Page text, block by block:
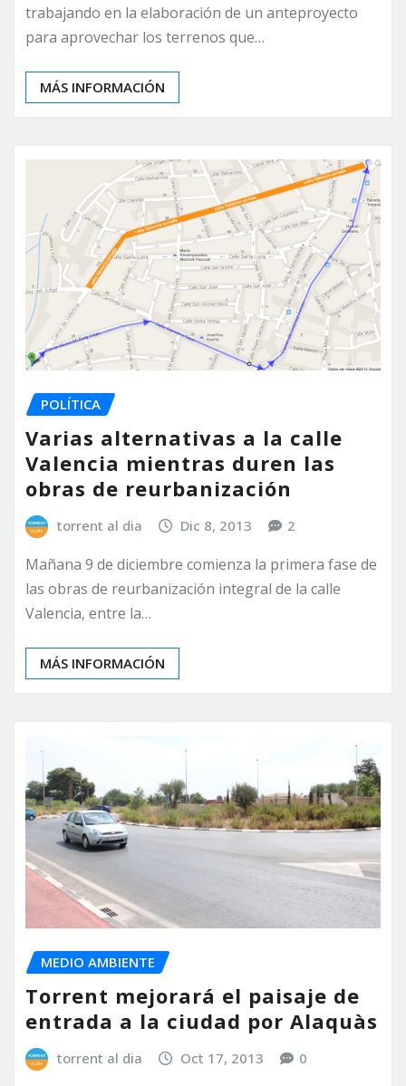
trabajando en la elaboración de un anteproyecto
para aprovechar los terrenos que…
MÁS INFORMACIÓN
POLÍTICA
Varias alternativas a la calle
Valencia mientras duren las
obras de reurbanización
torrent al dia Dic 8, 2013 2
Mañana 9 de diciembre comienza la primera fase de
las obras de reurbanización integral de la calle
Valencia, entre la…
MÁS INFORMACIÓN
MEDIO AMBIENTE
Torrent mejorará el paisaje de
entrada a la ciudad por Alaquàs
torrent al dia Oct 17, 2013 0